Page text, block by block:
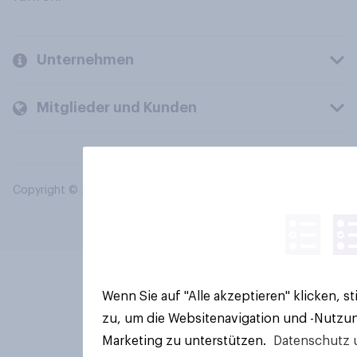
Unternehmen
Mitglieder und Kunden
Copyright © 2026 YouGov PLC. Alle Rechte vorbehalten.
Wenn Sie auf "Alle akzeptieren" klicken,
zu, um die Websitenavigation und -
Marketing zu unterstützen.
Datenschutz